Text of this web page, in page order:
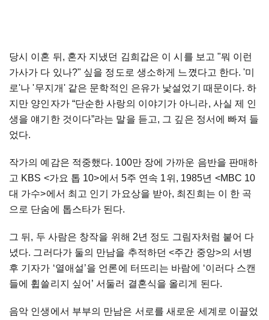
당시 이혼 뒤 , 혼자 지냈던 김희갑은 이 시를 보고 "뭐 이런
가사가 다 있나?" 싶을 정도로 생소하게 느꼈다고 한다. '미
로'나 '무지개' 같은 문학적인 은유가 낯설었기 때문이다.하
지만 양인자가“단순한 사랑의 이야기가 아니라, 사실 제 인
생을 얘기한 것이다”라는 말을 듣고, 그 깊은 정서에 빠져 들
었다.
작가의 예감은 적중했다. 100만 장에 가까운 음반을 판매하
고 KBS <가요 톱 10>에서 5주 연속 1위 , 1985년 <MBC 10
대 가수>에서 최고 인기 가요상을 받아, 최진희는 이 한 곡
으로 단숨에 톱스타가 된다.
그 뒤 , 두 사람은 창작을 위해 2년 정도 그림자처럼 붙어 다
녔다. 그러다가 둘의 만남을 추적하던 <주간 중앙>의 서병
후 기자가 ‘열애설’을 언론에 터뜨리는 바람에 ‘이러다 스캔
들에 휩쓸리지 싶어 ’서둘러 결혼식을 올리게 된다.
음악 인생에서 부부의 만남은 서로를 새로운 세계로 이끌었